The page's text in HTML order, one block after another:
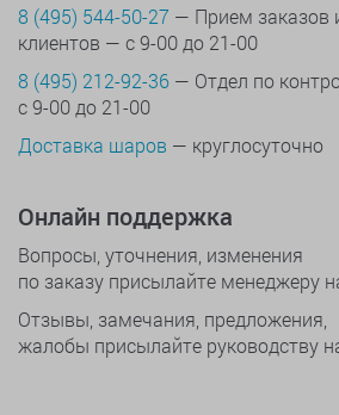
8 (495) 544-50-27 — Прием заказов
клиентов — с 9-00 до 21-00
8 (495) 212-92-36 — Отдел по
с 9-00 до 21-00
Доставка шаров — круглосуточно
Онлайн поддержка
Вопросы, уточнения, изменения
по заказу присылайте менеджеру
Отзывы, замечания, предложения,
жалобы присылайте руководству